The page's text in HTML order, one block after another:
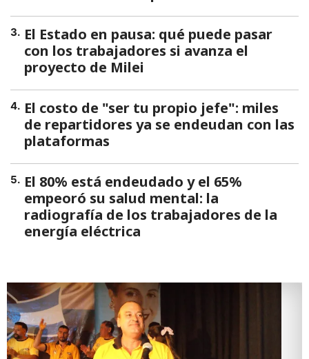
3. El Estado en pausa: qué puede pasar
con los trabajadores si avanza el
proyecto de Milei
4. El costo de "ser tu propio jefe": miles
de repartidores ya se endeudan con las
plataformas
5. El 80% está endeudado y el 65%
empeoró su salud mental: la
radiografía de los trabajadores de la
energía eléctrica